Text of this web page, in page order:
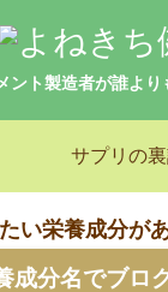
ント製造者が誰よ
サプリの
い栄養成分が
成分名でブロ